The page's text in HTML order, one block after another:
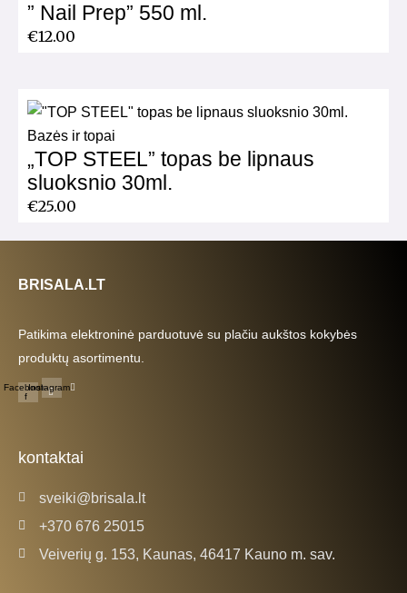
” Nail Prep” 550 ml.
€12.00
Bazės ir topai
„TOP STEEL” topas be lipnaus
sluoksnio 30ml.
€25.00
BRISALA.LT
Patikima elektroninė parduotuvė su plačiu aukštos kokybės
produktų asortimentu.
Facebook-
f
Instagram
kontaktai
sveiki@brisala.lt
+370 676 25015
Veiverių g. 153, Kaunas, 46417 Kauno m. sav.